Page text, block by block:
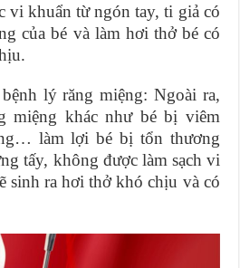
vi khuẩn từ ngón tay, ti giả có
của bé và làm hơi thở bé có
lý răng miệng: Ngoài ra,
miệng khác như bé bị viêm
làm lợi bé bị tổn thương
tấy, không được làm sạch vi
sinh ra hơi thở khó chịu và có